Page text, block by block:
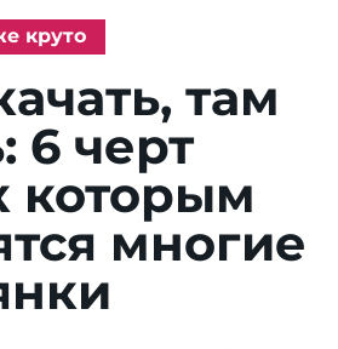
круто
там
6 черт
которым
многие